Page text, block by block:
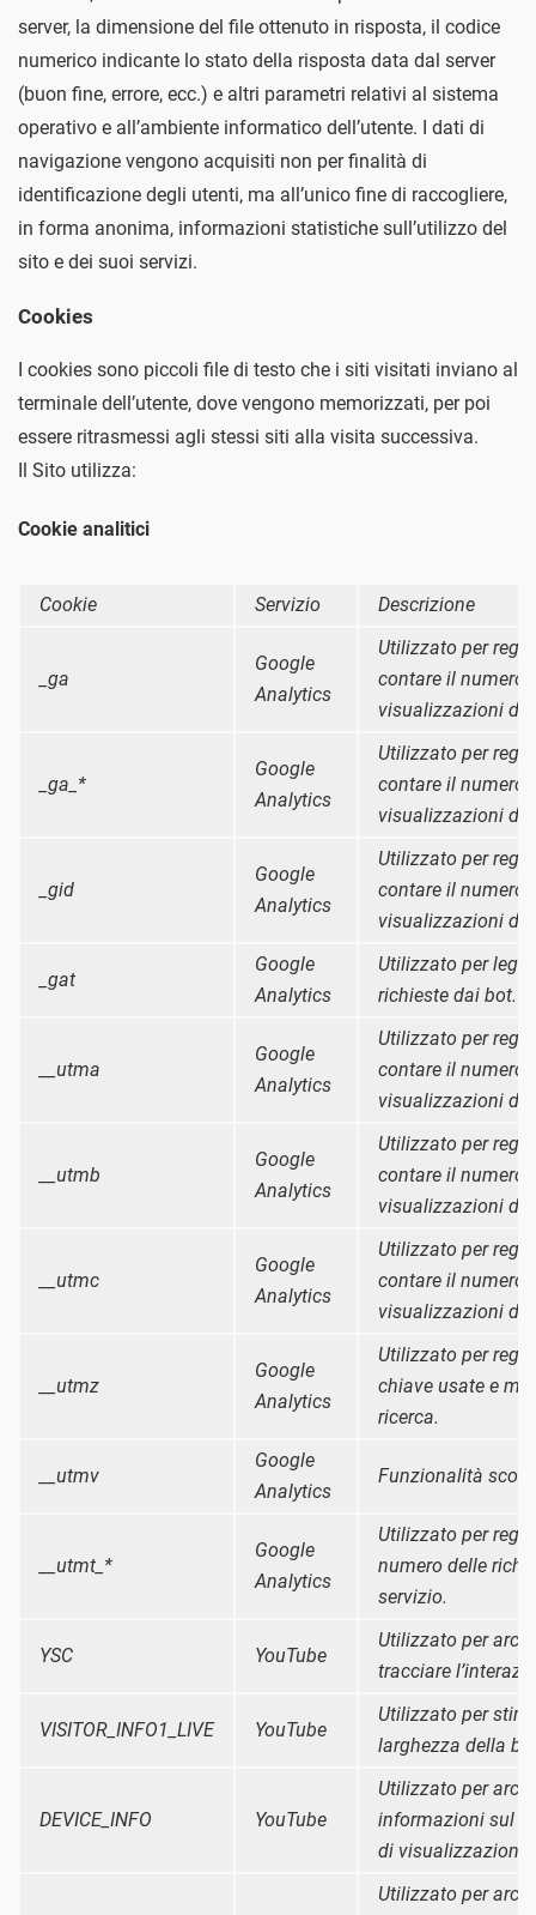
server, la dimensione del file ottenuto in risposta, il codice
numerico indicante lo stato della risposta data dal server
(buon fine, errore, ecc.) e altri parametri relativi al sistema
operativo e all’ambiente informatico dell’utente. I dati di
navigazione vengono acquisiti non per finalità di
identificazione degli utenti, ma all’unico fine di raccogliere,
in forma anonima, informazioni statistiche sull’utilizzo del
sito e dei suoi servizi.
Cookies
I cookies sono piccoli file di testo che i siti visitati inviano al
terminale dell’utente, dove vengono memorizzati, per poi
essere ritrasmessi agli stessi siti alla visita successiva.
Il Sito utilizza:
Cookie analitici
Cookie Servizio Descrizione
_ga
Google
Analytics
Utilizzato per
contare il numero
visualizzazioni di
_ga_*
Google
Analytics
Utilizzato per
contare il numero
visualizzazioni di
_gid
Google
Analytics
Utilizzato per
contare il numero
visualizzazioni di
_gat
Google
Analytics
Utilizzato per
richieste dai bot.
__utma
Google
Analytics
Utilizzato per
contare il numero
visualizzazioni di
__utmb
Google
Analytics
Utilizzato per
contare il numero
visualizzazioni di
__utmc
Google
Analytics
Utilizzato per
contare il numero
visualizzazioni di
__utmz
Google
Analytics
Utilizzato per
chiave usate e
ricerca.
__utmv
Google
Analytics
Funzionalità
__utmt_*
Google
Analytics
Utilizzato per
numero delle
servizio.
YSC YouTube
Utilizzato per
tracciare
VISITOR_INFO1_LIVE YouTube
Utilizzato per
larghezza della
DEVICE_INFO YouTube
Utilizzato per
informazioni sul
di visualizzazione.
Utilizzato per